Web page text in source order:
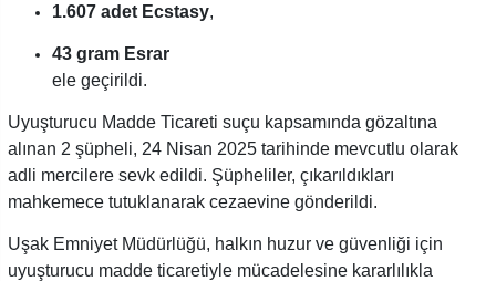
1.607 adet Ecstasy,
43 gram Esrar
ele geçirildi.
Uyuşturucu Madde Ticareti suçu kapsamında gözaltına
alınan 2 şüpheli, 24 Nisan 2025 tarihinde mevcutlu olarak
adli mercilere sevk edildi. Şüpheliler, çıkarıldıkları
mahkemece tutuklanarak cezaevine gönderildi.
Uşak Emniyet Müdürlüğü, halkın huzur ve güvenliği için
uyuşturucu madde ticaretiyle mücadelesine kararlılıkla